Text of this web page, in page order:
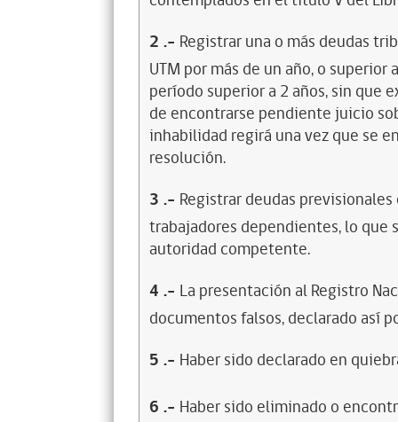
2 .- Registrar una o más deudas
UTM por más de un año, o
período superior a 2 años, sin que
de encontrarse pendiente juicio
inhabilidad regirá una vez que se
resolución.
3 .- Registrar deudas
trabajadores dependientes, lo
autoridad competente.
4 .- La presentación al Registro
documentos falsos, declarado así
5 .- Haber sido declarado en
6 .- Haber sido eliminado o